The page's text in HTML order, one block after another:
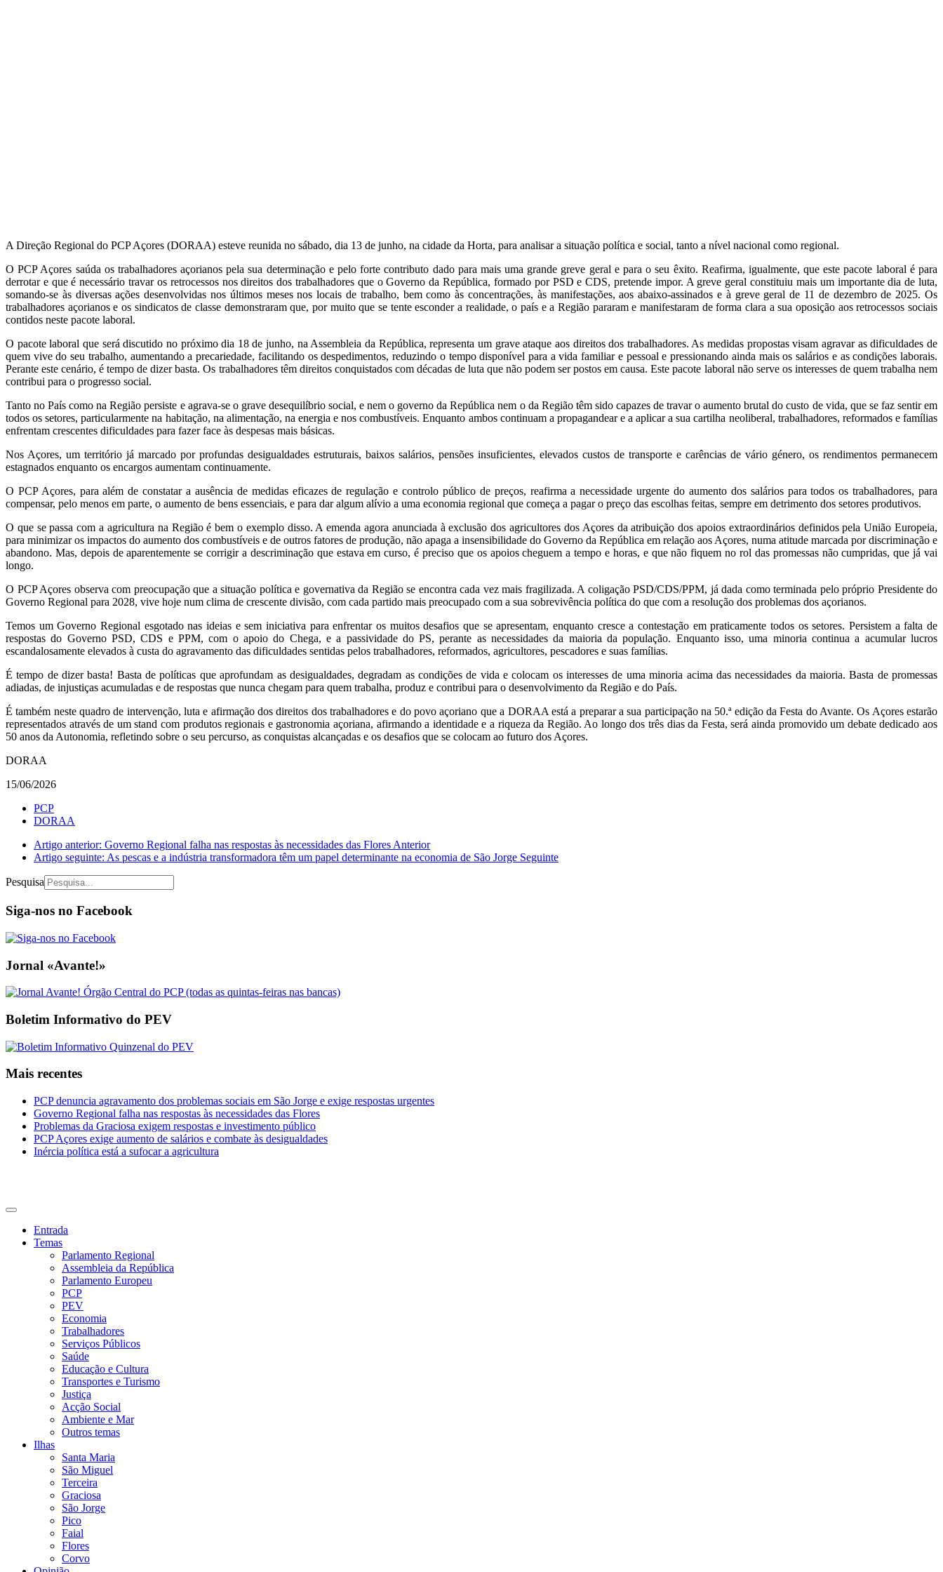
A Direção Regional do PCP Açores (DORAA) esteve reunida no sábado, dia 13 de junho, na cidade da Horta, para analisar a situação política e social, tanto a nível nacional como regional.
O PCP Açores saúda os trabalhadores açorianos pela sua determinação e pelo forte contributo dado para mais uma grande greve geral e para o seu êxito. Reafirma, igualmente, que este pacote laboral é para
derrotar e que é necessário travar os retrocessos nos direitos dos trabalhadores que o Governo da República, formado por PSD e CDS, pretende impor. A greve geral constituiu mais um importante dia de luta,
somando-se às diversas ações desenvolvidas nos últimos meses nos locais de trabalho, bem como às concentrações, às manifestações, aos abaixo-assinados e à greve geral de 11 de dezembro de 2025. Os
trabalhadores açorianos e os sindicatos de classe demonstraram que, por muito que se tente esconder a realidade, o país e a Região pararam e manifestaram de forma clara a sua oposição aos retrocessos sociais
contidos neste pacote laboral.
O pacote laboral que será discutido no próximo dia 18 de junho, na Assembleia da República, representa um grave ataque aos direitos dos trabalhadores. As medidas propostas visam agravar as dificuldades de
quem vive do seu trabalho, aumentando a precariedade, facilitando os despedimentos, reduzindo o tempo disponível para a vida familiar e pessoal e pressionando ainda mais os salários e as condições laborais.
Perante este cenário, é tempo de dizer basta. Os trabalhadores têm direitos conquistados com décadas de luta que não podem ser postos em causa. Este pacote laboral não serve os interesses de quem trabalha nem
contribui para o progresso social.
Tanto no País como na Região persiste e agrava-se o grave desequilíbrio social, e nem o governo da República nem o da Região têm sido capazes de travar o aumento brutal do custo de vida, que se faz sentir em
todos os setores, particularmente na habitação, na alimentação, na energia e nos combustíveis. Enquanto ambos continuam a propagandear e a aplicar a sua cartilha neoliberal, trabalhadores, reformados e famílias
enfrentam crescentes dificuldades para fazer face às despesas mais básicas.
Nos Açores, um território já marcado por profundas desigualdades estruturais, baixos salários, pensões insuficientes, elevados custos de transporte e carências de vário género, os rendimentos permanecem
estagnados enquanto os encargos aumentam continuamente.
O PCP Açores, para além de constatar a ausência de medidas eficazes de regulação e controlo público de preços, reafirma a necessidade urgente do aumento dos salários para todos os trabalhadores, para
compensar, pelo menos em parte, o aumento de bens essenciais, e para dar algum alívio a uma economia regional que começa a pagar o preço das escolhas feitas, sempre em detrimento dos setores produtivos.
O que se passa com a agricultura na Região é bem o exemplo disso. A emenda agora anunciada à exclusão dos agricultores dos Açores da atribuição dos apoios extraordinários definidos pela União Europeia,
para minimizar os impactos do aumento dos combustíveis e de outros fatores de produção, não apaga a insensibilidade do Governo da República em relação aos Açores, numa atitude marcada por discriminação e
abandono. Mas, depois de aparentemente se corrigir a descriminação que estava em curso, é preciso que os apoios cheguem a tempo e horas, e que não fiquem no rol das promessas não cumpridas, que já vai
longo.
O PCP Açores observa com preocupação que a situação política e governativa da Região se encontra cada vez mais fragilizada. A coligação PSD/CDS/PPM, já dada como terminada pelo próprio Presidente do
Governo Regional para 2028, vive hoje num clima de crescente divisão, com cada partido mais preocupado com a sua sobrevivência política do que com a resolução dos problemas dos açorianos.
Temos um Governo Regional esgotado nas ideias e sem iniciativa para enfrentar os muitos desafios que se apresentam, enquanto cresce a contestação em praticamente todos os setores. Persistem a falta de
respostas do Governo PSD, CDS e PPM, com o apoio do Chega, e a passividade do PS, perante as necessidades da maioria da população. Enquanto isso, uma minoria continua a acumular lucros
escandalosamente elevados à custa do agravamento das dificuldades sentidas pelos trabalhadores, reformados, agricultores, pescadores e suas famílias.
É tempo de dizer basta! Basta de políticas que aprofundam as desigualdades, degradam as condições de vida e colocam os interesses de uma minoria acima das necessidades da maioria. Basta de promessas
adiadas, de injustiças acumuladas e de respostas que nunca chegam para quem trabalha, produz e contribui para o desenvolvimento da Região e do País.
É também neste quadro de intervenção, luta e afirmação dos direitos dos trabalhadores e do povo açoriano que a DORAA está a preparar a sua participação na 50.ª edição da Festa do Avante. Os Açores estarão
representados através de um stand com produtos regionais e gastronomia açoriana, afirmando a identidade e a riqueza da Região. Ao longo dos três dias da Festa, será ainda promovido um debate dedicado aos
50 anos da Autonomia, refletindo sobre o seu percurso, as conquistas alcançadas e os desafios que se colocam ao futuro dos Açores.
DORAA
15/06/2026
PCP
DORAA
Artigo anterior: Governo Regional falha nas respostas às necessidades das FloresAnterior
Artigo seguinte: As pescas e a indústria transformadora têm um papel determinante na economia de São Jorge Seguinte
Pesquisa
Siga-nos no Facebook
Jornal «Avante!»
Boletim Informativo do PEV
Mais recentes
PCP denuncia agravamento dos problemas sociais em São Jorge e exige respostas urgentes
Governo Regional falha nas respostas às necessidades das Flores
Problemas da Graciosa exigem respostas e investimento público
PCP Açores exige aumento de salários e combate às desigualdades
Inércia política está a sufocar a agricultura
Entrada
Temas
Parlamento Regional
Assembleia da República
Parlamento Europeu
PCP
PEV
Economia
Trabalhadores
Serviços Públicos
Saúde
Educação e Cultura
Transportes e Turismo
Justiça
Acção Social
Ambiente e Mar
Outros temas
Ilhas
Santa Maria
São Miguel
Terceira
Graciosa
São Jorge
Pico
Faial
Flores
Corvo